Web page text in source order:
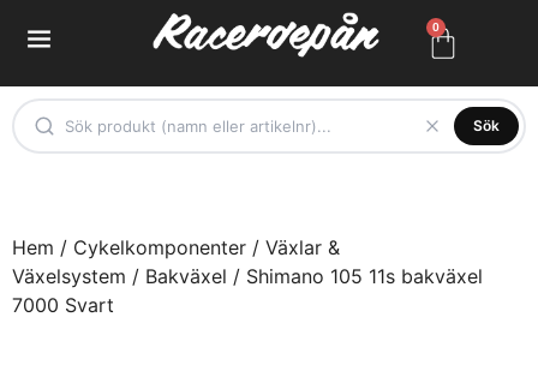
0
Sök
Hem / Cykelkomponenter / Växlar &
Växelsystem / Bakväxel / Shimano 105 11s bakväxel
7000 Svart